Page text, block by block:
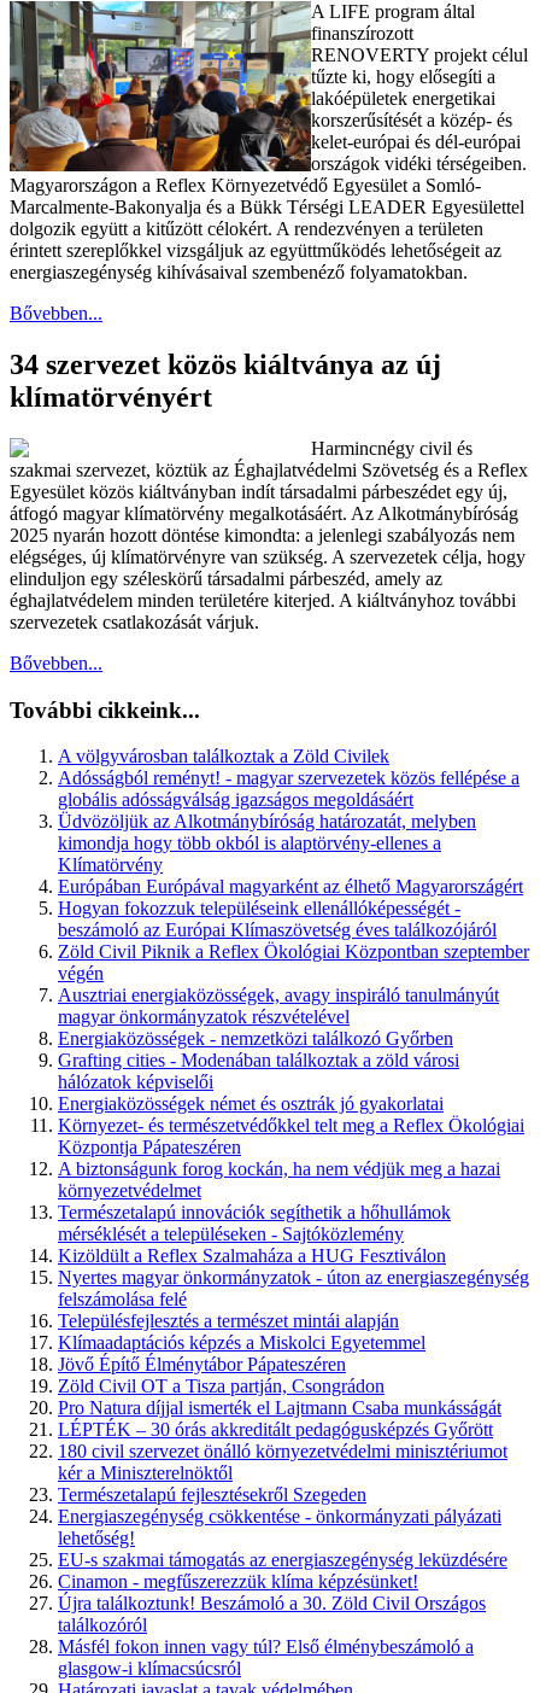
A LIFE program által
finanszírozott
RENOVERTY projekt célul
tűzte ki, hogy elősegíti a
lakóépületek energetikai
korszerűsítését a közép- és
kelet-európai és dél-európai
országok vidéki térségeiben.
Magyarországon a Reflex Környezetvédő Egyesület a Somló-
Marcalmente-Bakonyalja és a Bükk Térségi LEADER Egyesülettel
dolgozik együtt a kitűzött célokért. A rendezvényen a területen
érintett szereplőkkel vizsgáljuk az együttműködés lehetőségeit az
energiaszegénység kihívásaival szembenéző folyamatokban.
Bővebben...
34 szervezet közös kiáltványa az új
klímatörvényért
Harmincnégy civil és
szakmai szervezet, köztük az Éghajlatvédelmi Szövetség és a Reflex
Egyesület közös kiáltványban indít társadalmi párbeszédet egy új,
átfogó magyar klímatörvény megalkotásáért. Az Alkotmánybíróság
2025 nyarán hozott döntése kimondta: a jelenlegi szabályozás nem
elégséges, új klímatörvényre van szükség. A szervezetek célja, hogy
elinduljon egy széleskörű társadalmi párbeszéd, amely az
éghajlatvédelem minden területére kiterjed. A kiáltványhoz további
szervezetek csatlakozását várjuk.
Bővebben...
További cikkeink...
A völgyvárosban találkoztak a Zöld Civilek
Adósságból reményt! - magyar szervezetek közös fellépése a
globális adósságválság igazságos megoldásáért
Üdvözöljük az Alkotmánybíróság határozatát, melyben
kimondja hogy több okból is alaptörvény-ellenes a
Klímatörvény
Európában Európával magyarként az élhető Magyarországért
Hogyan fokozzuk településeink ellenállóképességét -
beszámoló az Európai Klímaszövetség éves találkozójáról
Zöld Civil Piknik a Reflex Ökológiai Központban szeptember
végén
Ausztriai energiaközösségek, avagy inspiráló tanulmányút
magyar önkormányzatok részvételével
Energiaközösségek - nemzetközi találkozó Győrben
Grafting cities - Modenában találkoztak a zöld városi
hálózatok képviselői
Energiaközösségek német és osztrák jó gyakorlatai
Környezet- és természetvédőkkel telt meg a Reflex Ökológiai
Központja Pápateszéren
A biztonságunk forog kockán, ha nem védjük meg a hazai
környezetvédelmet
Természetalapú innovációk segíthetik a hőhullámok
mérséklését a településeken - Sajtóközlemény
Kizöldült a Reflex Szalmaháza a HUG Fesztiválon
Nyertes magyar önkormányzatok - úton az energiaszegénység
felszámolása felé
Településfejlesztés a természet mintái alapján
Klímaadaptációs képzés a Miskolci Egyetemmel
Jövő Építő Élménytábor Pápateszéren
Zöld Civil OT a Tisza partján, Csongrádon
Pro Natura díjjal ismerték el Lajtmann Csaba munkásságát
LÉPTÉK – 30 órás akkreditált pedagógusképzés Győrött
180 civil szervezet önálló környezetvédelmi minisztériumot
kér a Miniszterelnöktől
Természetalapú fejlesztésekről Szegeden
Energiaszegénység csökkentése - önkormányzati pályázati
lehetőség!
EU-s szakmai támogatás az energiaszegénység leküzdésére
Cinamon - megfűszerezzük klíma képzésünket!
Újra találkoztunk! Beszámoló a 30. Zöld Civil Országos
találkozóról
Másfél fokon innen vagy túl? Első élménybeszámoló a
glasgow-i klímacsúcsról